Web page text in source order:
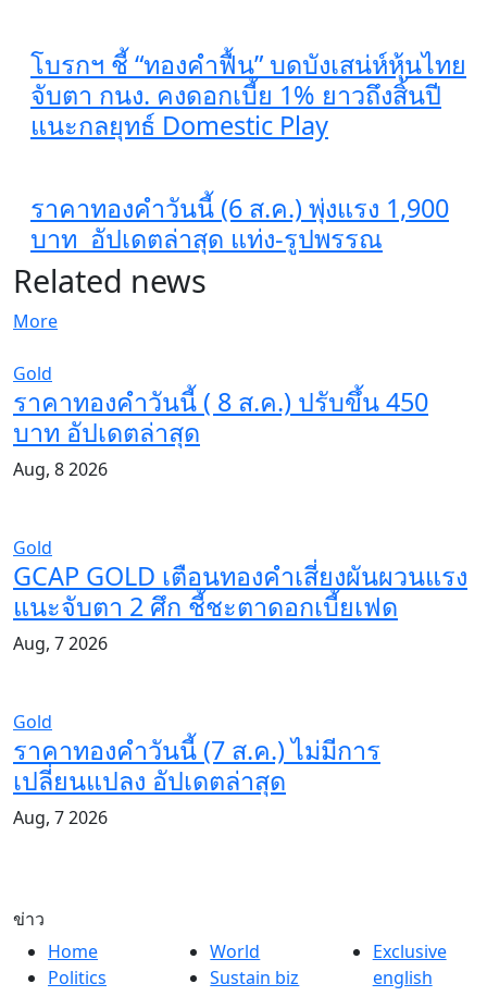
โบรกฯ ชี้ “ทองคำฟื้น” บดบังเสน่ห์หุ้นไทย
จับตา กนง. คงดอกเบี้ย 1% ยาวถึงสิ้นปี
แนะกลยุทธ์ Domestic Play
ราคาทองคำวันนี้ (6 ส.ค.) พุ่งแรง 1,900
บาท อัปเดตล่าสุด​ แท่ง-รูปพรรณ
Related news
More
Gold
ราคาทองคำวันนี้ ( 8 ส.ค.) ปรับขึ้น 450
บาท อัปเดตล่าสุด​
Aug, 8 2026
Gold
GCAP GOLD เตือนทองคำเสี่ยงผันผวนแรง
แนะจับตา 2 ศึก ชี้ชะตาดอกเบี้ยเฟด
Aug, 7 2026
Gold
ราคาทองคำวันนี้ (7 ส.ค.) ไม่มีการ
เปลี่ยนแปลง อัปเดตล่าสุด​
Aug, 7 2026
ข่าว
Home
Politics
World
Sustain biz
Exclusive
english